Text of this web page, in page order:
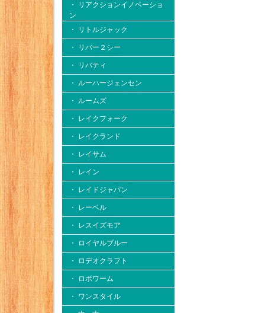
・ リアクションイノベーショ
ン
・ リトルジャック
・ リバー２シー
・ リバティ
・ ルーハージェンセン
・ ルームズ
・ レイクフォーク
・ レイクランド
・ レイサム
・ レイン
・ レイドジャパン
・ レーベル
・ レスイズモア
・ ロイヤルブルー
・ ロデオクラフト
・ ロボワーム
・ ワンスタイル